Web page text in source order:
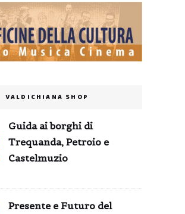
VALDICHIANA SHOP
Guida ai borghi di
Trequanda, Petroio e
Castelmuzio
Presente e Futuro del